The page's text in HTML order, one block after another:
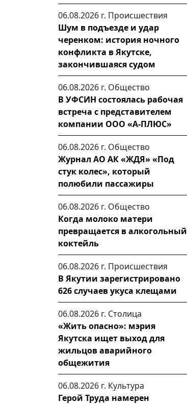
06.08.2026 г. Происшествия
Шум в подъезде и удар
черенком: история ночного
конфликта в Якутске,
закончившаяся судом
06.08.2026 г. Общество
В УФСИН состоялась рабочая
встреча с представителем
компании ООО «А-ПЛЮС»
06.08.2026 г. Общество
Журнал АО АК «ЖДЯ» «Под
стук колес», который
полюбили пассажиры
06.08.2026 г. Общество
Когда молоко матери
превращается в алкогольный
коктейль
06.08.2026 г. Происшествия
В Якутии зарегистрировано
626 случаев укуса клещами
06.08.2026 г. Столица
«Жить опасно»: мэрия
Якутска ищет выход для
жильцов аварийного
общежития
06.08.2026 г. Культура
Герой Труда намерен